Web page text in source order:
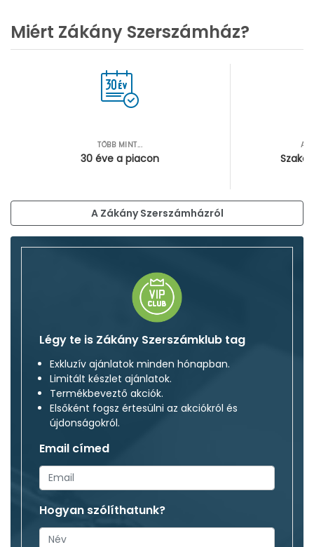
Miért Zákány Szerszámház?
TÖBB MINT...
30 éve a piacon
A Zákány Szerszámházról
Légy te is Zákány Szerszámklub tag
Exkluzív ajánlatok minden hónapban.
Limitált készlet ajánlatok.
Termékbeveztő akciók.
Elsőként fogsz értesülni az akciókról és
újdonságokról.
Email címed
Hogyan szólíthatunk?